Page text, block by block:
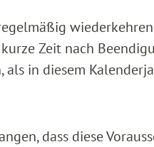
Zeit nach
in diesem
dass diese